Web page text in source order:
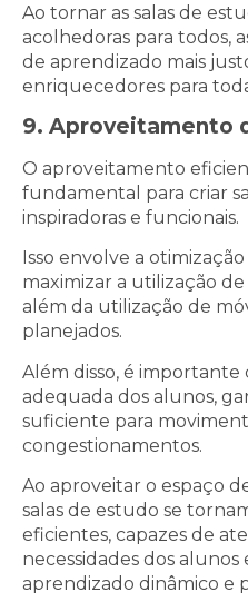
Ao tornar as salas de
acolhedoras para todos,
de aprendizado mais
enriquecedores para
9. Aproveitamento
O aproveitamento
fundamental para criar
inspiradoras e funcionais.
Isso envolve a
maximizar a utilização
além da utilização de
planejados.
Além disso, é importante
adequada dos alunos,
suficiente para
congestionamentos.
Ao aproveitar o espaço
salas de estudo se
eficientes, capazes de
necessidades dos
aprendizado dinâmico e